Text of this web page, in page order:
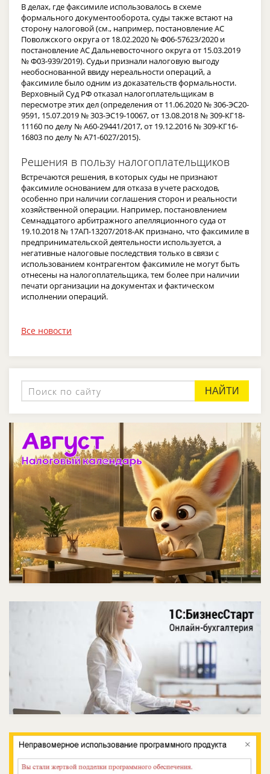
В делах, где факсимиле использовалось в схеме
формального документооборота, суды также встают на
сторону налоговой (см., например, постановление АС
Поволжского округа от 18.02.2020 № Ф06-57623/2020 и
постановление АС Дальневосточного округа от 15.03.2019
№ Ф03-939/2019). Судьи признали налоговую выгоду
необоснованной ввиду нереальности операций, а
факсимиле было одним из доказательств формальности.
Верховный Суд РФ отказал налогоплательщикам в
пересмотре этих дел (определения от 11.06.2020 № 306-ЭС20-
9591, 15.07.2019 № 303-ЭС19-10067, от 13.08.2018 № 309-КГ18-
11160 по делу № А60-29441/2017, от 19.12.2016 № 309-КГ16-
16803 по делу № А71-6027/2015).
Решения в пользу налогоплательщиков
Встречаются решения, в которых суды не признают
факсимиле основанием для отказа в учете расходов,
особенно при наличии соглашения сторон и реальности
хозяйственной операции. Например, постановлением
Семнадцатого арбитражного апелляционного суда от
19.10.2018 № 17АП-13207/2018-АК признано, что факсимиле в
предпринимательской деятельности используется, а
негативные налоговые последствия только в связи с
использованием контрагентом факсимиле не могут быть
отнесены на налогоплательщика, тем более при наличии
печати организации на документах и фактическом
исполнении операций.
Все новости
НАЙТИ